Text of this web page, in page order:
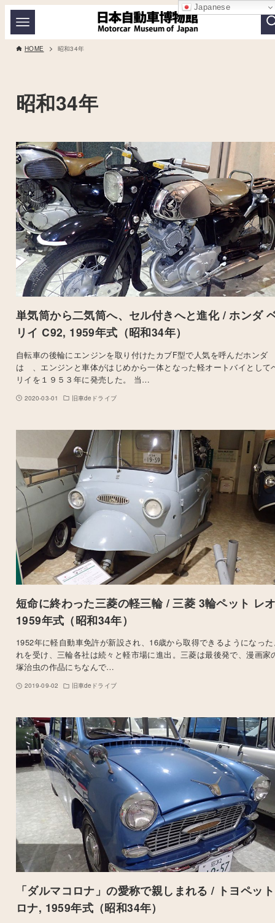
HOME 昭和34年
昭和34年
単気筒から二気筒へ、セル付きへと進化 / ホンダ
リイ C92, 1959年式（昭和34年）
自転車の後輪にエンジンを取り付けたカブF型で人気を呼んだホンダ
は 、エンジンと車体がはじめから一体となった軽オートバイとして
リイを１９５３年に発売した。 当…
2020-03-01 旧車deドライブ
短命に終わった三菱の軽三輪 / 三菱 3輪ペット レ
1959年式（昭和34年）
1952年に軽自動車免許が新設され、16歳から取得できるようになっ
れを受け、三輪各社は続々と軽市場に進出。三菱は最後発で、漫画家
塚治虫の作品にちなんで…
2019-09-02 旧車deドライブ
「ダルマコロナ」の愛称で親しまれる / トヨペッ
ロナ, 1959年式（昭和34年）
Japanese